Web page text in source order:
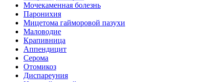
Мочекаменная болезнь
Паронихия
Мицетома гайморовой пазухи
Маловодие
Крапивница
Аппендицит
Серома
Отомикоз
Диспареуния